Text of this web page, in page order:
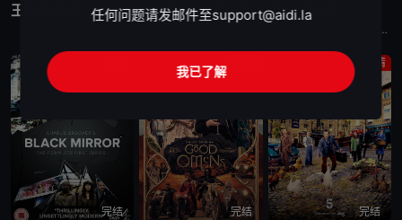
王冠 第四季 豺狼的日子 第一季 流人 第五季
英剧《流人 第五季》改编自Mick Herron所著小说系列的第五本《London Rules》。科技宅Roddy Ho有了一个魅力四射的新女友，而大家都对此持怀疑态度。当一系列越来越离奇的事件在
完结 完结
剧情
完结
任何问题请发邮件至support@aidi.la
我已了解